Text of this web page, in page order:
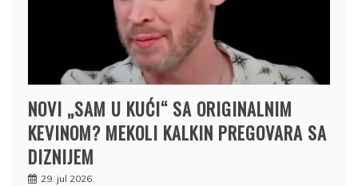
NOVI „SAM U KUĆI“ SA ORIGINALNIM
KEVINOM? MEKOLI KALKIN PREGOVARA SA
DIZNIJEM
29. jul 2026.